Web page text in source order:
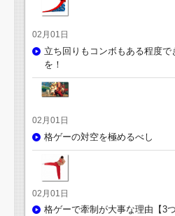
02月01日
立ち回りもコンボもある程度
を！
02月01日
格ゲーの対空を極めるべし
02月01日
格ゲーで牽制が大事な理由【3